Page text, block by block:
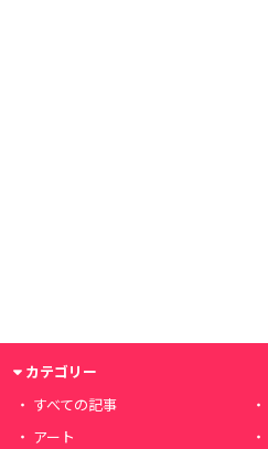
カテゴリー
すべての記事
アート